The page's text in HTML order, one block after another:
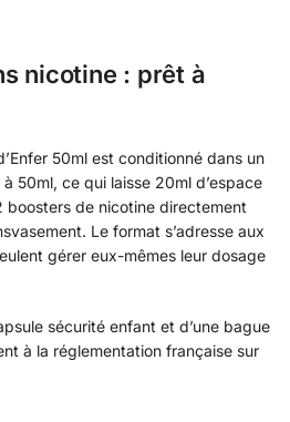
nicotine : prêt à
50ml est conditionné dans un
50ml, ce qui laisse 20ml d’espace
boosters de nicotine directement
Le format s’adresse aux
gérer eux-mêmes leur dosage
sécurité enfant et d’une bague
à la réglementation française sur